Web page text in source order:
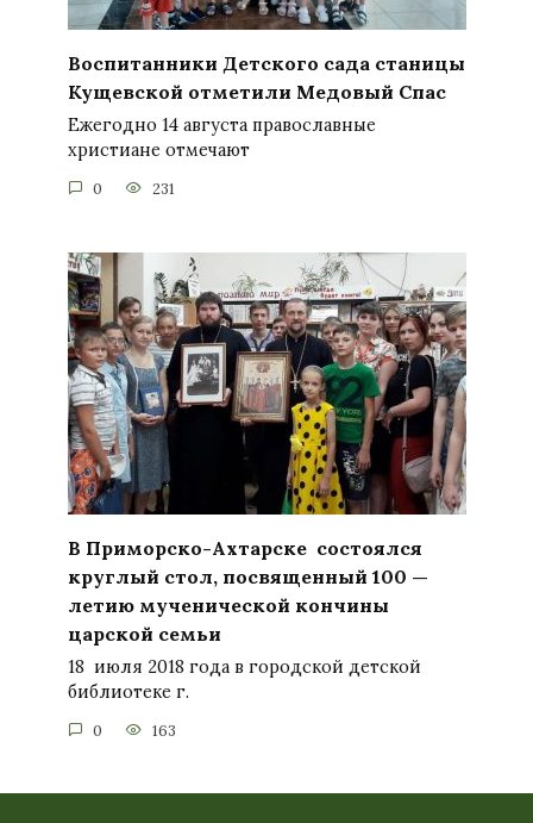
Воспитанники Детского сада станицы
Кущевской отметили Медовый Спас
Ежегодно 14 августа православные
христиане отмечают
0 231
В Приморско-Ахтарске состоялся
круглый стол, посвященный 100 —
летию мученической кончины
царской семьи
18 июля 2018 года в городской детской
библиотеке г.
0 163